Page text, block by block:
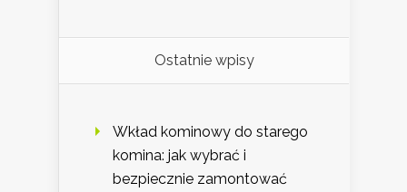
Ostatnie wpisy
Wkład kominowy do starego
komina: jak wybrać i
bezpiecznie zamontować